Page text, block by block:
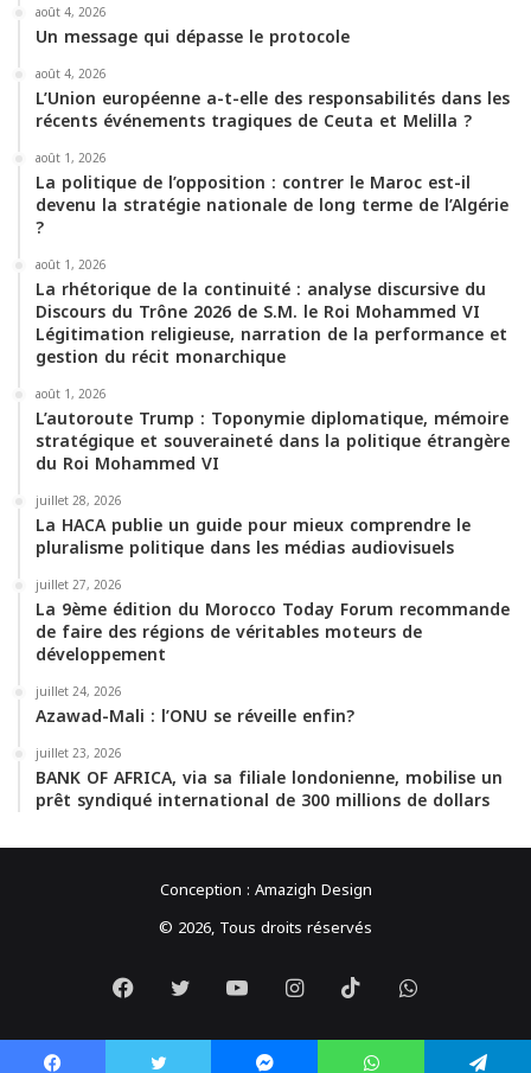
o
k
e
b
g
a
m
p
août 4, 2026
Un message qui dépasse le protocole
août 4, 2026
L’Union européenne a-t-elle des responsabilités dans les
récents événements tragiques de Ceuta et Melilla ?
août 1, 2026
La politique de l’opposition : contrer le Maroc est-il
devenu la stratégie nationale de long terme de l’Algérie
?
août 1, 2026
La rhétorique de la continuité : analyse discursive du
Discours du Trône 2026 de S.M. le Roi Mohammed VI
Légitimation religieuse, narration de la performance et
gestion du récit monarchique
août 1, 2026
L’autoroute Trump : Toponymie diplomatique, mémoire
stratégique et souveraineté dans la politique étrangère
du Roi Mohammed VI
juillet 28, 2026
La HACA publie un guide pour mieux comprendre le
pluralisme politique dans les médias audiovisuels
juillet 27, 2026
La 9ème édition du Morocco Today Forum recommande
de faire des régions de véritables moteurs de
développement
juillet 24, 2026
Azawad-Mali : l’ONU se réveille enfin?
juillet 23, 2026
BANK OF AFRICA, via sa filiale londonienne, mobilise un
prêt syndiqué international de 300 millions de dollars
Conception : Amazigh Design
© 2026, Tous droits réservés
Facebook
Twitter YouTubeInstagram
TikTokWhatsApp